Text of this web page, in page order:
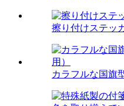
擦り付けステッ
カラフルな国旗